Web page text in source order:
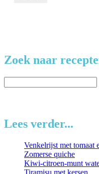
Zoek naar
Lees verder...
Venkelrijst met tomaat
Zomerse quiche
Kiwi-citroen-munt